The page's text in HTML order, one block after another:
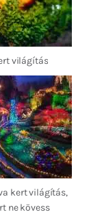
világítás
kert világítás,
ne kövess